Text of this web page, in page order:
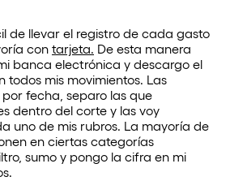
de llevar el registro de cada gasto
con tarjeta. De esta manera
banca electrónica y descargo el
todos mis movimientos. Las
fecha, separo las que
dentro del corte y las voy
uno de mis rubros. La mayoría de
en ciertas categorías
sumo y pongo la cifra en mi